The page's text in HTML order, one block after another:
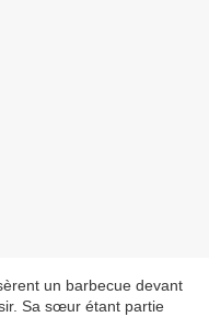
un barbecue devant
Sa sœur étant partie